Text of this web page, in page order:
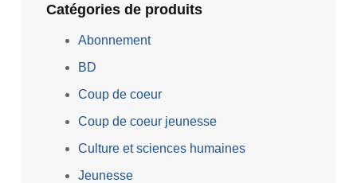
Catégories de produits
Abonnement
BD
Coup de coeur
Coup de coeur jeunesse
Culture et sciences humaines
Jeunesse